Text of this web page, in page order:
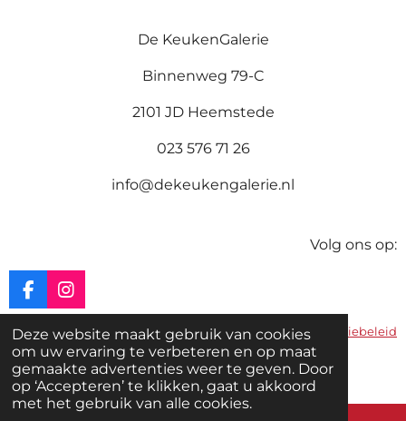
Deze website maakt gebruik van cookies
om uw ervaring te verbeteren en op maat
gemaakte advertenties weer te geven. Door
op ‘Accepteren’ te klikken, gaat u akkoord
met het gebruik van alle cookies.
De KeukenGalerie
Binnenweg 79-C
2101 JD Heemstede
023 576 71 26
info@dekeukengalerie.nl
Volg ons op:
F
a
c
e
b
o
o
I
n
s
t
a
g
r
Privacybeleid| Cookiebeleid
© 2025 De KeukenGalerie